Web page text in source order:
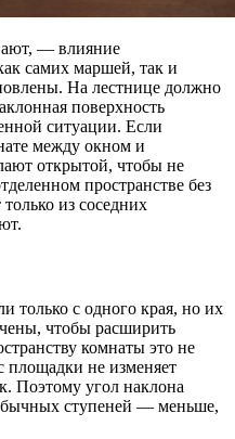
— влияние
самих маршей, так и
На лестнице должно
поверхность
ситуации. Если
между окном и
открытой, чтобы не
пространстве без
из соседних
только с одного края, но их
чтобы расширить
комнаты это не
площадки не изменяет
Поэтому угол наклона
ступеней — меньше,